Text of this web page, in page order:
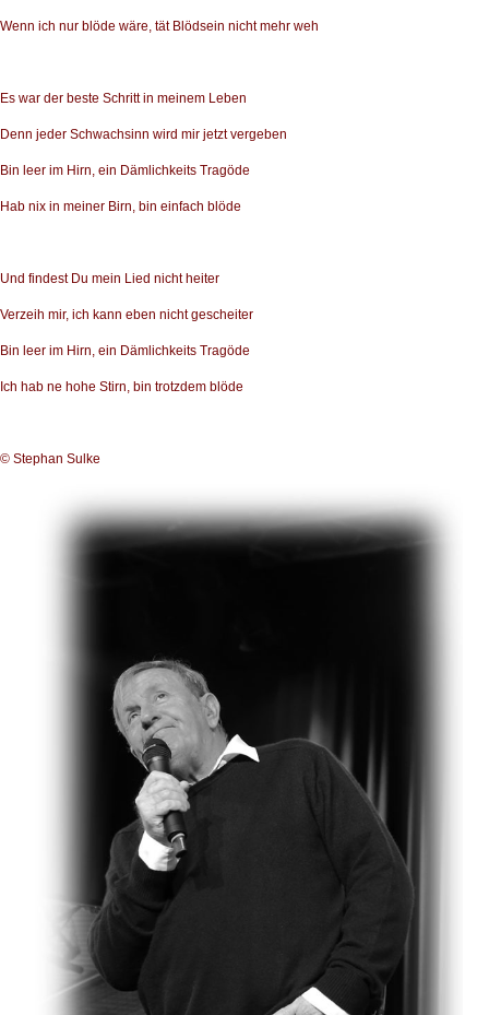
Wenn ich nur blöde wäre, tät Blödsein nicht mehr weh
Es war der beste Schritt in meinem Leben
Denn jeder Schwachsinn wird mir jetzt vergeben
Bin leer im Hirn, ein Dämlichkeits Tragöde
Hab nix in meiner Birn, bin einfach blöde
Und findest Du mein Lied nicht heiter
Verzeih mir, ich kann eben nicht gescheiter
Bin leer im Hirn, ein Dämlichkeits Tragöde
Ich hab ne hohe Stirn, bin trotzdem blöde
© Stephan Sulke